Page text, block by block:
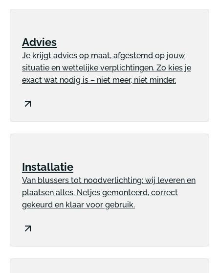
Advies
Je krijgt advies op maat, afgestemd op jouw
situatie en wettelijke verplichtingen. Zo kies je
exact wat nodig is – niet meer, niet minder.
Installatie
Van blussers tot noodverlichting: wij leveren en
plaatsen alles. Netjes gemonteerd, correct
gekeurd en klaar voor gebruik.